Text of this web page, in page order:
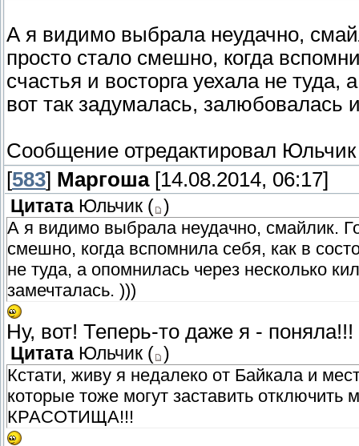
А я видимо выбрала неудачно,
просто стало смешно, когда
счастья и восторга уехала не туда,
вот так задумалась, залюбовалась
Сообщение отредактировал Юльчик
[583] Маргоша[14.08.2014, 06:17]
Цитата Юльчик ( )
А я видимо выбрала неудачно, смайлик.
смешно, когда вспомнила себя, как в
не туда, а опомнилась через несколько
замечталась. )))
Ну, вот! Теперь-то даже я - поняла!!!
Цитата Юльчик ( )
Кстати, живу я недалеко от Байкала и
которые тоже могут заставить отключить
КРАСОТИЩА!!!